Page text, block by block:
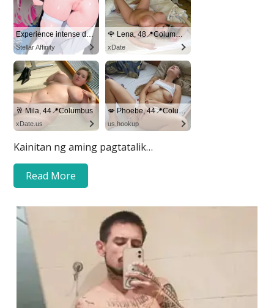
Kainitan ng aming pagtatalik…
Read More